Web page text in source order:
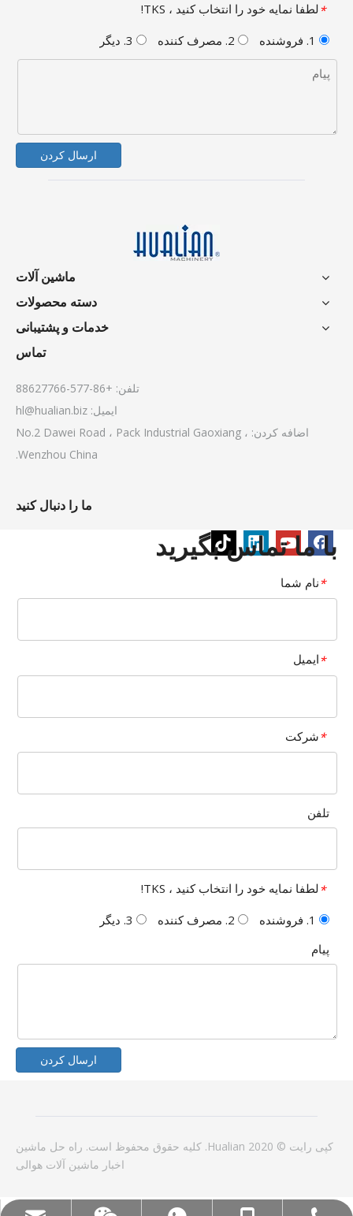
*لطفا نمایه خود را انتخاب کنید ، TKS!
ارسال کردن
ماشین آلات
دسته محصولات
خدمات و پشتیبانی
تماس
تلفن: +86-577-88627766
ایمیل: hl@hualian.biz
اضافه کردن: No.2 Dawei Road ، Pack Industrial Gaoxiang ،
Wenzhou China.
ما را دنبال کنید
با ما تماس بگیرید
*نام شما
*ایمیل
*شرکت
تلفن
*لطفا نمایه خود را انتخاب کنید ، TKS!
پیام
ارسال کردن
کپی رایت © 2020 Hualian. کلیه حقوق محفوظ است. راه حل ماشین
اخبار ماشین آلات هوالی